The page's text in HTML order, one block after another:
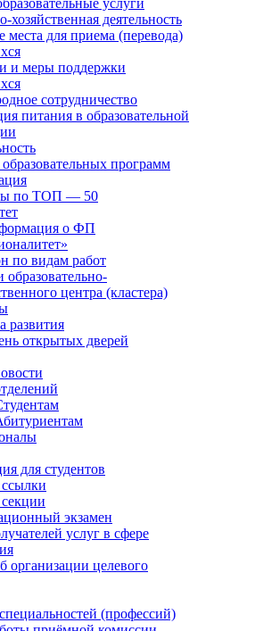
услуги
хозяйственная деятельность
места для приема (перевода)
и меры поддержки
сотрудничество
питания в образовательной
программ
по ТОП — 50
о ФП
по видам работ
образовательно-
центра (кластера)
развития
открытых дверей
для студентов
экзамен
услуг в сфере
организации целевого
(профессий)